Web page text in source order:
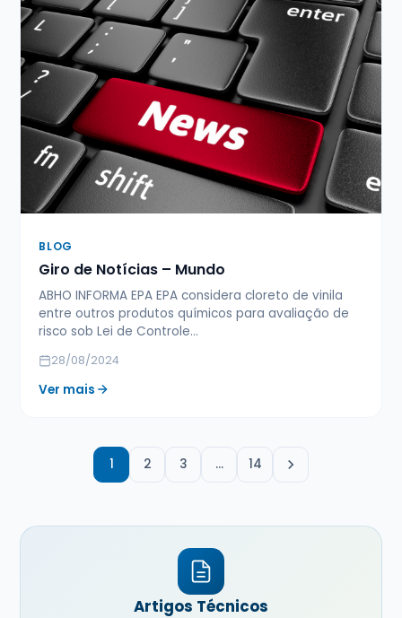
BLOG
Giro de Notícias – Mundo
ABHO INFORMA EPA EPA considera cloreto de vinila
entre outros produtos químicos para avaliação de
risco sob Lei de Controle…
28/08/2024
Ver mais
1 2 3 … 14
Artigos Técnicos